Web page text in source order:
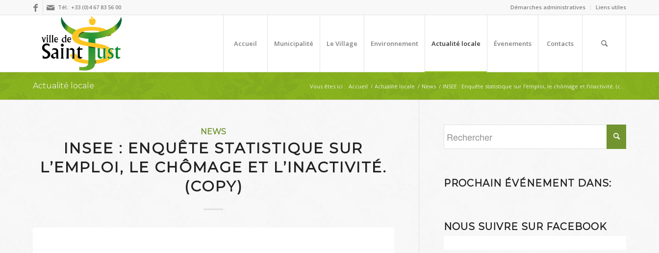
Démarches administratives Liens utiles
Tél.: +33 (0)4 67 83 56 00
Accueil Municipalité Le Village Environnement Actualité locale Évenements Contacts
Actualité locale Vous êtes ici : Accueil / Actualité locale / News / INSEE : Enquête statistique sur l’emploi, le chômage et l’inactivité. (c...
NEWS
INSEE : ENQUÊTE STATISTIQUE SUR
L’EMPLOI, LE CHÔMAGE ET L’INACTIVITÉ.
(COPY)
PROCHAIN ÉVÉNEMENT DANS:
NOUS SUIVRE SUR FACEBOOK